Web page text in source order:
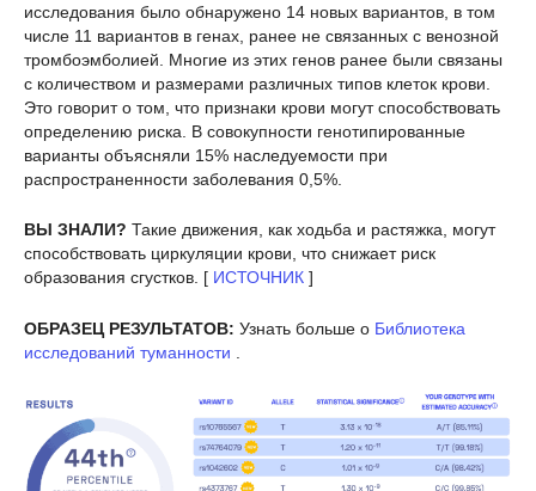
исследования было обнаружено 14 новых вариантов, в том
числе 11 вариантов в генах, ранее не связанных с венозной
тромбоэмболией. Многие из этих генов ранее были связаны
с количеством и размерами различных типов клеток крови.
Это говорит о том, что признаки крови могут способствовать
определению риска. В совокупности генотипированные
варианты объясняли 15% наследуемости при
распространенности заболевания 0,5%.
ВЫ ЗНАЛИ? Такие движения, как ходьба и растяжка, могут
способствовать циркуляции крови, что снижает риск
образования сгустков. [ ИСТОЧНИК ]
ОБРАЗЕЦ РЕЗУЛЬТАТОВ: Узнать больше о Библиотека
исследований туманности